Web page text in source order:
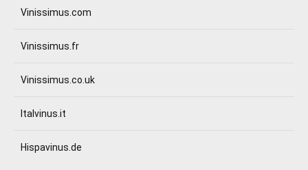
Vinissimus.com
Vinissimus.fr
Vinissimus.co.uk
Italvinus.it
Hispavinus.de